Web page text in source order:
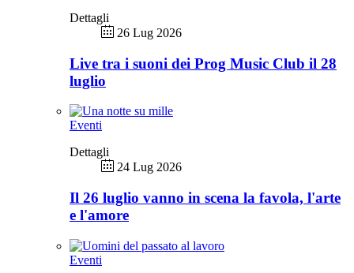
Dettagli
26 Lug 2026
Live tra i suoni dei Prog Music Club il 28
luglio
Eventi
Dettagli
24 Lug 2026
Il 26 luglio vanno in scena la favola, l'arte
e l'amore
Eventi